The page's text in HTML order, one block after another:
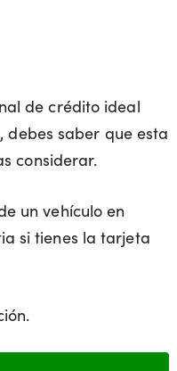
de crédito ideal
debes saber que esta
considerar.
un vehículo en
si tienes la tarjeta